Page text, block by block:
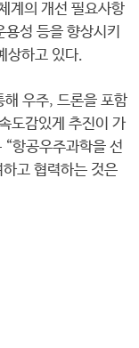
계의 개선 필요사항
성 등을 향상시키
상하고 있다.
해 우주, 드론을 포함
도감있게 추진이 가
항공우주과학을 선
고 협력하는 것은